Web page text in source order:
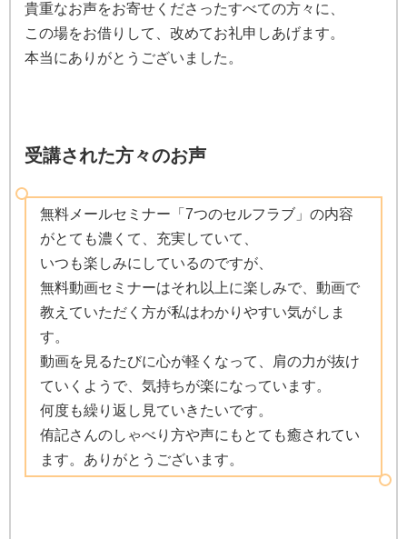
貴重なお声をお寄せくださったすべての方々に、
この場をお借りして、改めてお礼申しあげます。
本当にありがとうございました。
受講された方々のお声
無料メールセミナー「7つのセルフラブ」の内容
がとても濃くて、充実していて、
いつも楽しみにしているのですが、
無料動画セミナーはそれ以上に楽しみで、動画で
教えていただく方が私はわかりやすい気がしま
す。
動画を見るたびに心が軽くなって、肩の力が抜け
ていくようで、気持ちが楽になっています。
何度も繰り返し見ていきたいです。
侑記さんのしゃべり方や声にもとても癒されてい
ます。ありがとうございます。